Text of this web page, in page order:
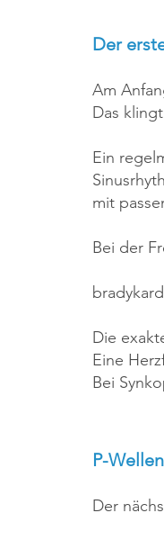
Der
Am
Das
Ein
mit
Bei der
Die
Eine
Bei
P-
Der